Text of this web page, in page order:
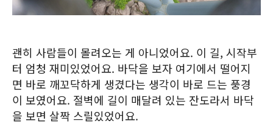
괜히 사람들이 몰려오는 게 아니었어요. 이 길, 시작부
터 엄청 재미있었어요. 바닥을 보자 여기에서 떨어지
면 바로 깨꼬닥하게 생겼다는 생각이 바로 드는 풍경
이 보였어요. 절벽에 길이 매달려 있는 잔도라서 바닥
을 보면 살짝 스릴있었어요.